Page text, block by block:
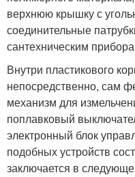
верхнюю крышку с
соединительные
сантехническим
Внутри пластикового
непосредственно, сам
механизм для
поплавковый
электронный блок
подобных устройств
заключается в